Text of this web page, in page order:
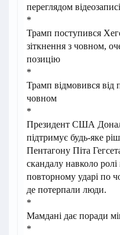
переглядом
*
Трамп поступився
зіткнення з човном,
позицію
*
Трамп відмовився від
човном
*
Президент США
підтримує будь-яке
Пентагону Піта
скандалу навколо
повторному ударі по
де потерпали люди.
*
Мамдані дає поради
*